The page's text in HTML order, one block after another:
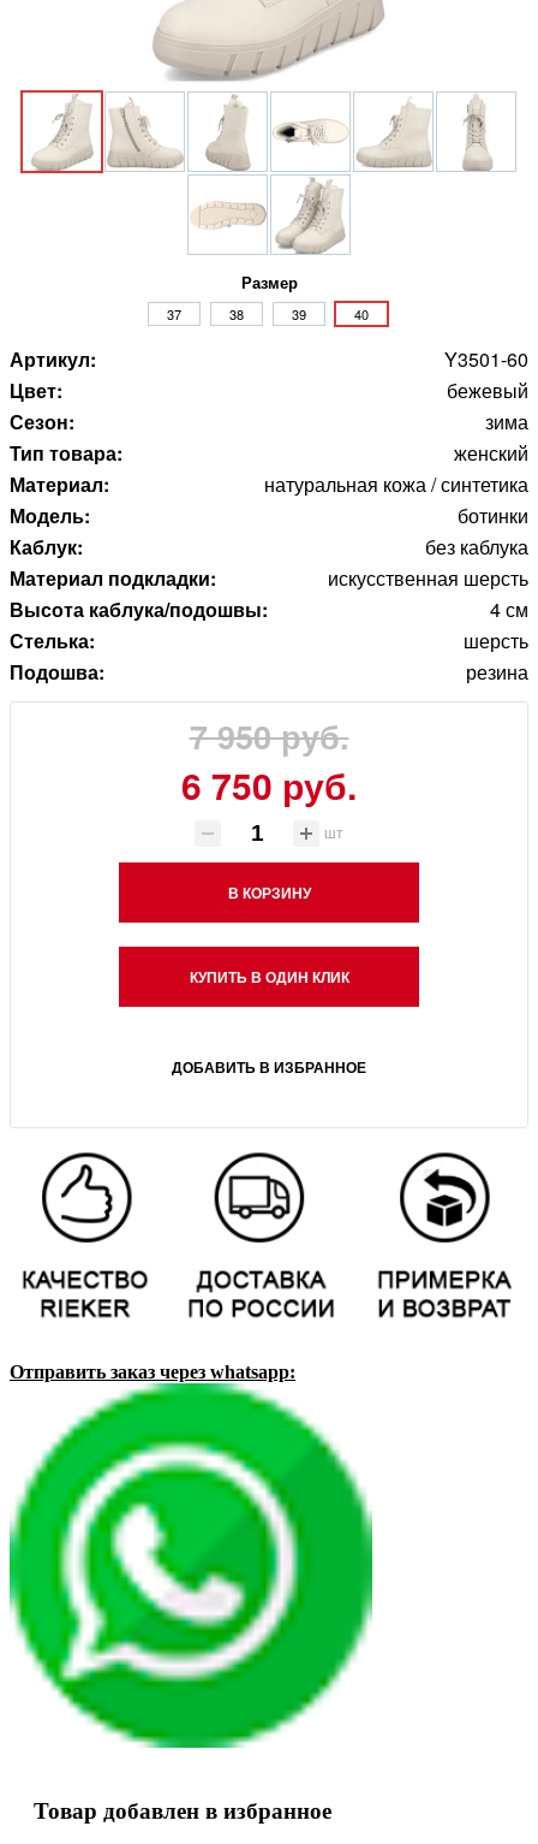
Размер
37 38 39 40
Артикул:
Y3501-60
Цвет:
бежевый
Сезон:
зима
Тип товара:
женский
Материал:
натуральная кожа / синтетика
Модель:
ботинки
Каблук:
без каблука
Материал подкладки:
искусственная шерсть
Высота каблука/подошвы:
4 см
Стелька:
шерсть
Подошва:
резина
7 950 руб.
6 750 руб.
шт
В КОРЗИНУ
КУПИТЬ В ОДИН КЛИК
ДОБАВИТЬ В ИЗБРАННОЕ
Отправить заказ через whatsapp:
Товар добавлен в избранное